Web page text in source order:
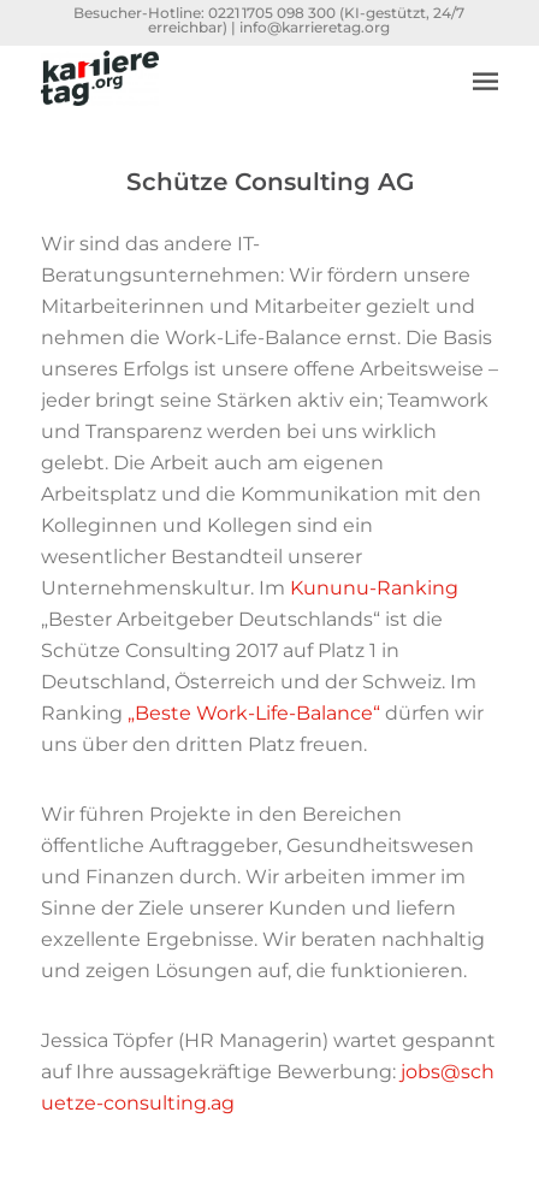
Besucher-Hotline:0221 1705 098 300 (KI-gestützt, 24/7
erreichbar) | info@karrieretag.org
Schütze Consulting AG
Wir sind das andere IT-
Beratungsunternehmen: Wir fördern unsere
Mitarbeiterinnen und Mitarbeiter gezielt und
nehmen die Work-Life-Balance ernst. Die Basis
unseres Erfolgs ist unsere offene Arbeitsweise –
jeder bringt seine Stärken aktiv ein; Teamwork
und Transparenz werden bei uns wirklich
gelebt. Die Arbeit auch am eigenen
Arbeitsplatz und die Kommunikation mit den
Kolleginnen und Kollegen sind ein
wesentlicher Bestandteil unserer
Unternehmenskultur. Im Kununu-Ranking
„Bester Arbeitgeber Deutschlands“ ist die
Schütze Consulting 2017 auf Platz 1 in
Deutschland, Österreich und der Schweiz. Im
Ranking „Beste Work-Life-Balance“dürfen wir
uns über den dritten Platz freuen.
Wir führen Projekte in den Bereichen
öffentliche Auftraggeber, Gesundheitswesen
und Finanzen durch. Wir arbeiten immer im
Sinne der Ziele unserer Kunden und liefern
exzellente Ergebnisse. Wir beraten nachhaltig
und zeigen Lösungen auf, die funktionieren.
Jessica Töpfer (HR Managerin) wartet gespannt
auf Ihre aussagekräftige Bewerbung: jobs@sch
uetze-consulting.ag